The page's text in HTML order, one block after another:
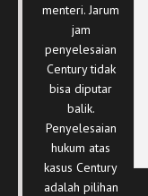
menteri. Jarum
jam
penyelesaian
Century tidak
bisa diputar
balik.
Penyelesaian
hukum atas
kasus Century
adalah pilihan